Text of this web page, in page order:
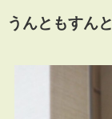
うんともすん